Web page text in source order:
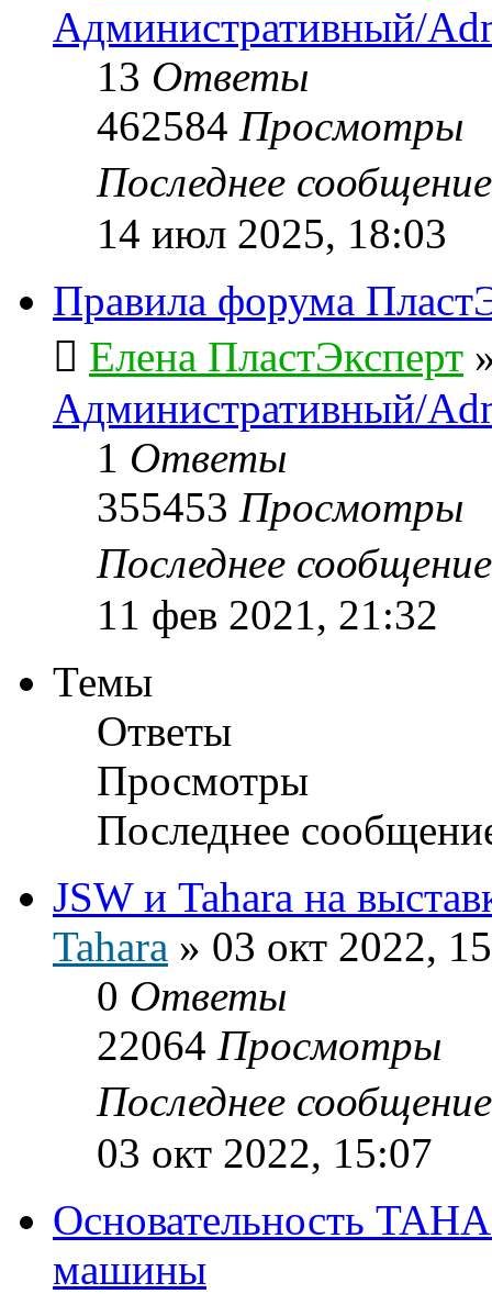
Административный/
13 Ответы
462584 Просмотры
Последнее
14 июл 2025, 18:03
Правила форума
Елена ПластЭксперт
Административный/
1 Ответы
355453 Просмотры
Последнее
11 фев 2021, 21:32
Темы
Ответы
Просмотры
Последнее
JSW и Tahara на
Tahara » 03 окт 2022,
0 Ответы
22064 Просмотры
Последнее
03 окт 2022, 15:07
Основательность
машины